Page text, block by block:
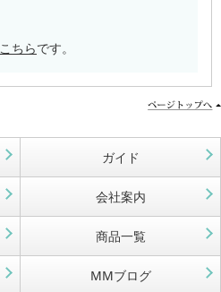
こちらです。
ガイド
会社案内
商品一覧
MMブログ